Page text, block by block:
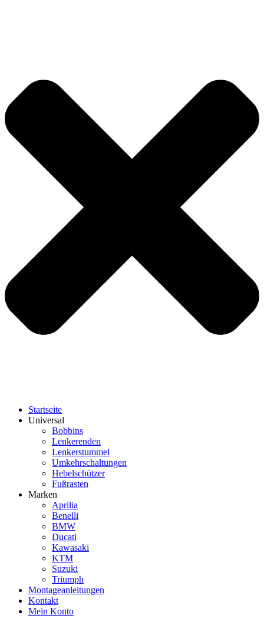
Startseite
Universal
Bobbins
Lenkerenden
Lenkerstummel
Umkehrschaltungen
Hebelschützer
Fußrasten
Marken
Aprilia
Benelli
BMW
Ducati
Kawasaki
KTM
Suzuki
Triumph
Montageanleitungen
Kontakt
Mein Konto